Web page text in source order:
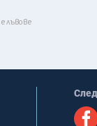
лъвове